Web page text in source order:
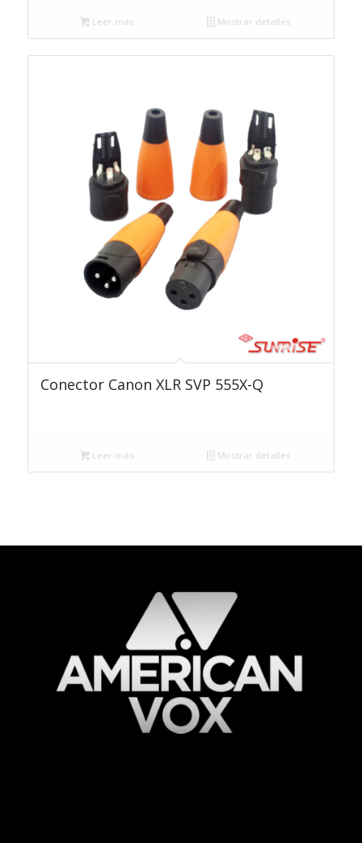
Leer más Mostrar detalles
Conector Canon XLR SVP 555X-Q
Leer más Mostrar detalles